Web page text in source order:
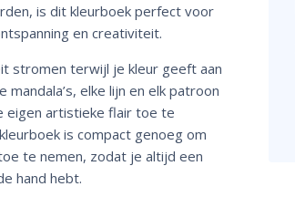
is dit kleurboek perfect voor
en creativiteit.
stromen terwijl je kleur geeft aan
elke lijn en elk patroon
eigen artistieke flair toe te
is compact genoeg om
te nemen, zodat je altijd een
hand hebt.